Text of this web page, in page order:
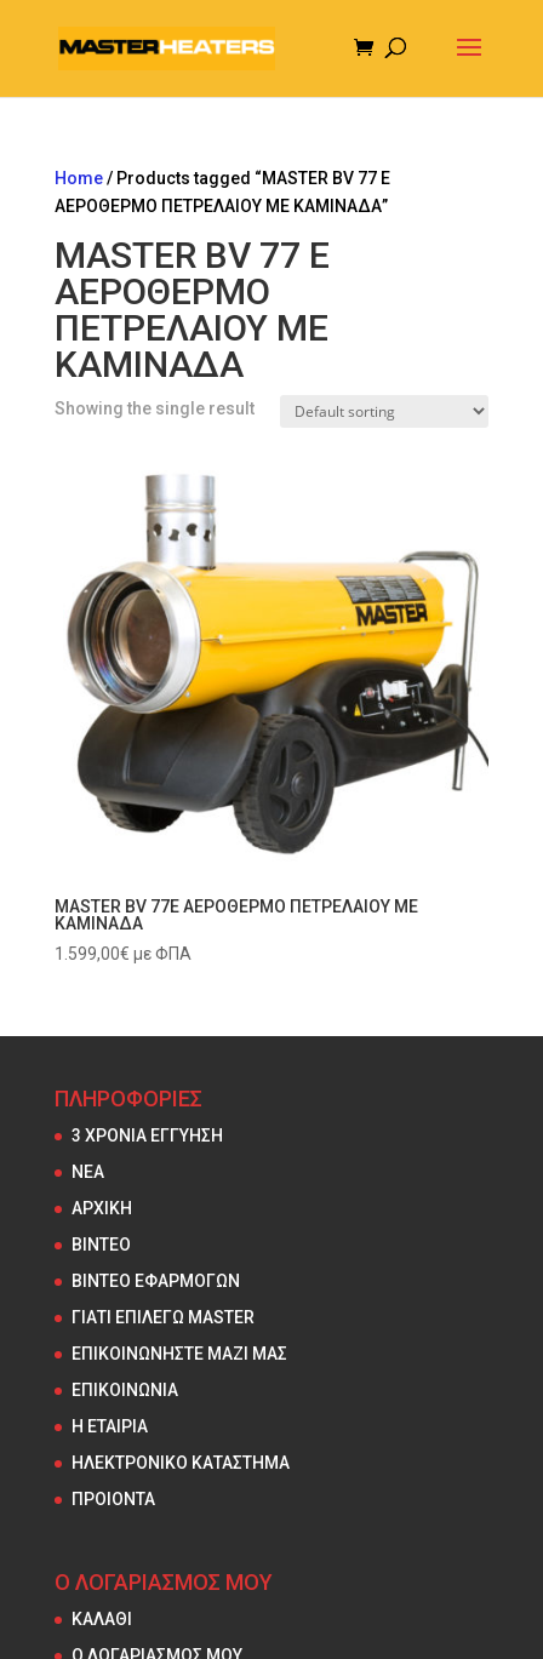
Home/ Products tagged “MASTER BV 77 E
ΑΕΡΟΘΕΡΜΟ ΠΕΤΡΕΛΑΙΟΥ ΜΕ ΚΑΜΙΝΑΔΑ”
MASTER BV 77 E
ΑΕΡΟΘΕΡΜΟ
ΠΕΤΡΕΛΑΙΟΥ ΜΕ
ΚΑΜΙΝΑΔΑ
Showing the single result
MASTER BV 77E ΑΕΡΟΘΕΡΜΟ ΠΕΤΡΕΛΑΙΟΥ ΜΕ
ΚΑΜΙΝΑΔΑ
1.599,00€ με ΦΠΑ
ΠΛΗΡΟΦΟΡΙΕΣ
3 ΧΡΟΝΙΑ ΕΓΓΥΗΣΗ
NEA
ΑΡΧΙΚΗ
ΒΙΝΤΕΟ
ΒΙΝΤΕΟ ΕΦΑΡΜΟΓΩΝ
ΓΙΑΤΙ ΕΠΙΛΕΓΩ MASTER
ΕΠΙΚΟΙΝΩΝΗΣΤΕ ΜΑΖΙ ΜΑΣ
ΕΠΙΚΟΙΝΩΝΙΑ
Η ΕΤΑΙΡΙΑ
ΗΛΕΚΤΡΟΝΙΚΟ ΚΑΤΑΣΤΗΜΑ
ΠΡΟΙΟΝΤΑ
Ο ΛΟΓΑΡΙΑΣΜΟΣ ΜΟΥ
ΚΑΛΑΘΙ
Ο ΛΟΓΑΡΙΑΣΜΟΣ ΜΟΥ